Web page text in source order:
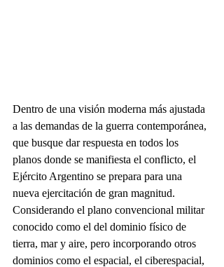
Dentro de una visión moderna más ajustada
a las demandas de la guerra contemporánea,
que busque dar respuesta en todos los
planos donde se manifiesta el conflicto, el
Ejército Argentino se prepara para una
nueva ejercitación de gran magnitud.
Considerando el plano convencional militar
conocido como el del dominio físico de
tierra, mar y aire, pero incorporando otros
dominios como el espacial, el ciberespacial,